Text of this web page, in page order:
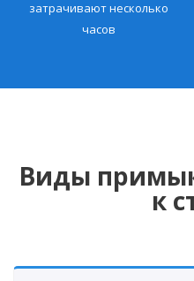
затрачивают несколько
часов
Виды
к